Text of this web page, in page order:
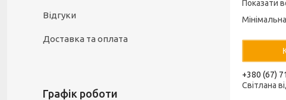
Показати
+380 (67)
Світлана
Відгуки
Доставка та оплата
Графік роботи